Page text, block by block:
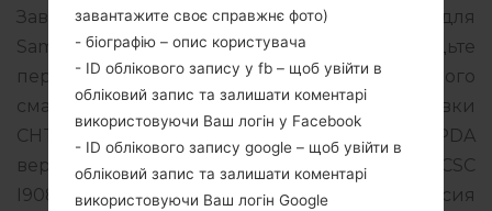
Завантажте останнє оновлення прошивки для
Samsung Galaxy Grand, але не забудьте
перевірити, чи відповідає номер моделі вашого
смартфона вказаному GT-I9080L. Код прошивки
CHT для CHILE. Продукт поставляється з PDA
версією I9080LUBUBND1 версія CSC
I9080LTFGBND1, MODEM версия
завантажите своє справжнє фото)
- біографію – опис користувача
- ID облікового запису у fb – щоб увійти в
обліковий запис та залишати коментарі
використовуючи Ваш логін у Facebook
- ID облікового запису google – щоб увійти в
обліковий запис та залишати коментарі
використовуючи Ваш логін Google